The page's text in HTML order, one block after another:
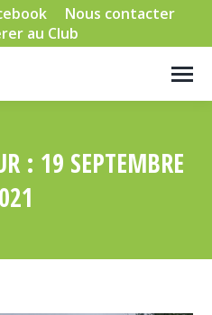
Nous contacter
au Club
: 19 SEPTEMBRE